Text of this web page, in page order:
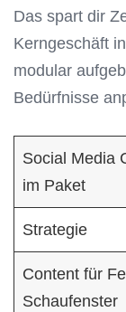
Das spart dir
Kerngeschäft
modular
Bedürfnisse
Social Media
im Paket
Strategie
Content für
Schaufenster